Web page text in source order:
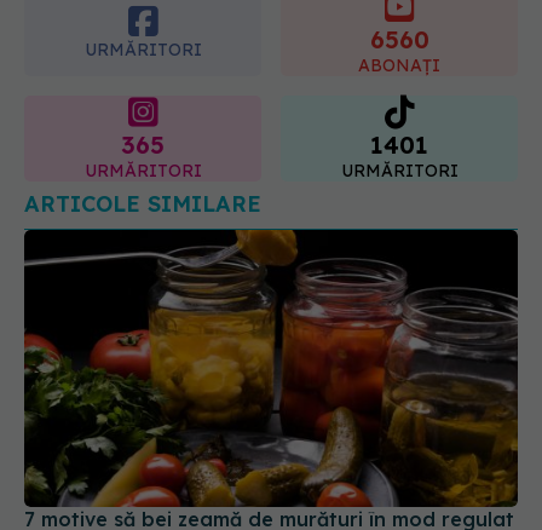
URMĂRITORI
1401
URMĂRITORI
ARTICOLE SIMILARE
7 motive să bei zeamă de murături în mod regulat
08 dec 2025, 17:15